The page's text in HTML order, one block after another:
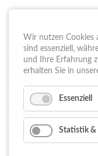
15. Schule trifft
18. Vortrag IT-
16 Jahre
23.
Wir nutzen Cookies
sind essenziell,
und Ihre Erfahrung
erhalten Sie in
Essenziell
Statistik &